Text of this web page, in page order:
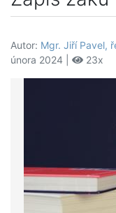
Autor: Mgr. Jiří Pavel,
února 2024 |
23x